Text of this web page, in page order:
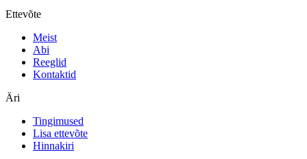
Ettevõte
Meist
Abi
Reeglid
Kontaktid
Äri
Tingimused
Lisa ettevõte
Hinnakiri